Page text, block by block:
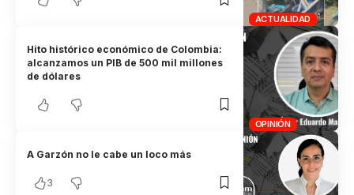
ACTUALIDAD
OPINIÓN
Hito histórico económico de Colombia:
alcanzamos un PIB de 500 mil millones
de dólares
A Garzón no le cabe un loco más
3